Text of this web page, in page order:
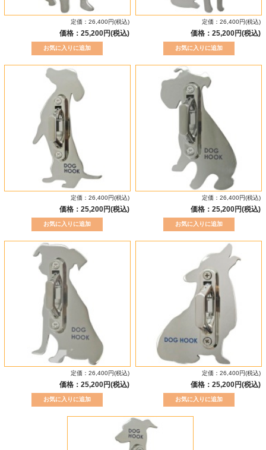
定価：26,400円(税込)
価格：25,200円(税込)
定価：26,400円(税込)
価格：25,200円(税込)
定価：26,400円(税込)
価格：25,200円(税込)
定価：26,400円(税込)
価格：25,200円(税込)
定価：26,400円(税込)
価格：25,200円(税込)
定価：26,400円(税込)
価格：25,200円(税込)